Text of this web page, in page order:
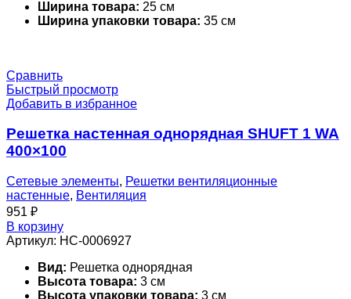
Ширина товара: 25 см
Ширина упаковки товара: 35 см
Сравнить
Быстрый просмотр
Добавить в избранное
Решетка настенная однорядная SHUFT 1 WA
400×100
Сетевые элементы, Решетки вентиляционные
настенные, Вентиляция
951 ₽
В корзину
Артикул: НС-0006927
Вид: Решетка однорядная
Высота товара: 3 см
Высота упаковки товара: 3 см